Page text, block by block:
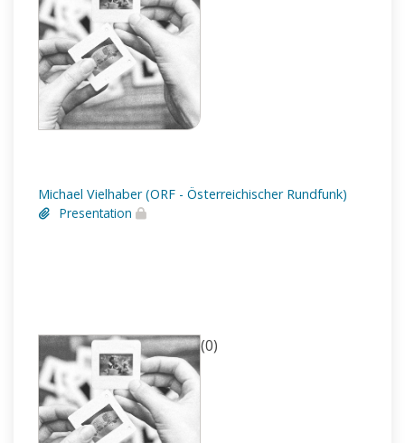
Michael Vielhaber (ORF - Österreichischer Rundfunk)
Presentation
(0)